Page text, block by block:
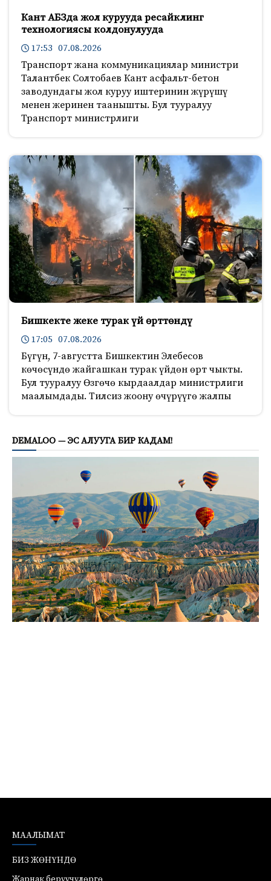
Кант АБЗда жол курууда ресайклинг
технологиясы колдонулууда
17:53 07.08.2026
Транспорт жана коммуникациялар министри
Талантбек Солтобаев Кант асфальт-бетон
заводундагы жол куруу иштеринин жүрүшү
менен жеринен таанышты. Бул тууралуу
Транспорт министрлиги
Бишкекте жеке турак үй өрттөндү
17:05 07.08.2026
Бүгүн, 7-августта Бишкектин Элебесов
көчөсүндө жайгашкан турак үйдөн өрт чыкты.
Бул тууралуу Өзгөчө кырдаалдар министрлиги
маалымдады. Тилсиз жоону өчүрүүгө жалпы
DEMALOO — ЭС АЛУУГА БИР КАДАМ!
МААЛЫМАТ
БИЗ ЖӨНҮНДӨ